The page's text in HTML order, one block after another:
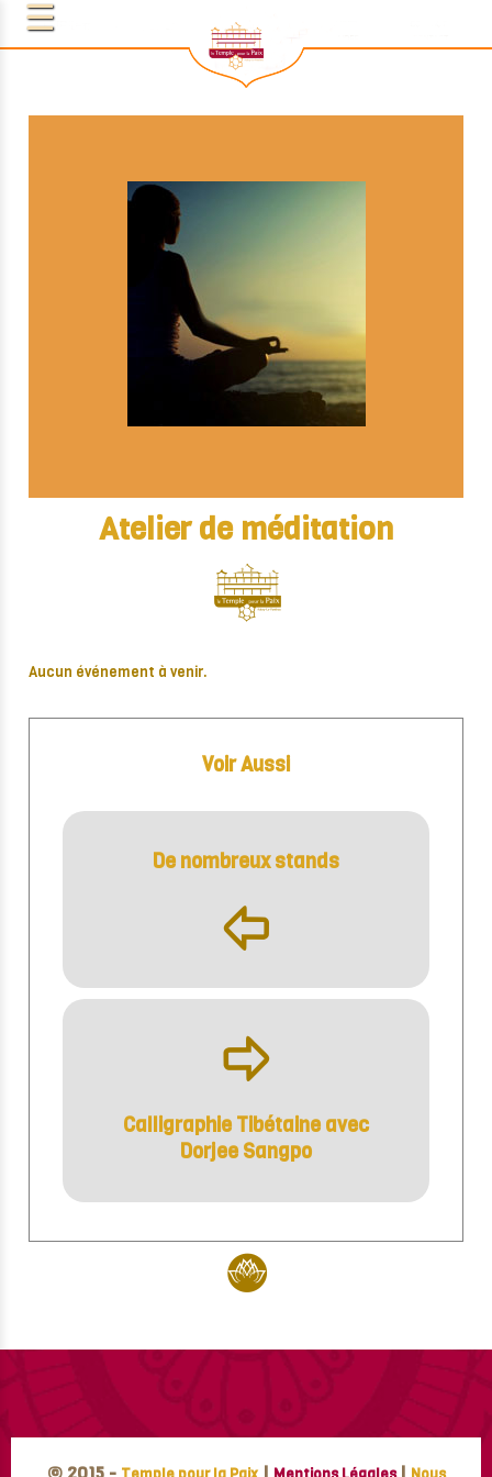
Atelier de méditation
Aucun événement à venir.
Voir Aussi
De nombreux stands
þ
ÿ
Calligraphie Tibétaine avec
Dorjee Sangpo